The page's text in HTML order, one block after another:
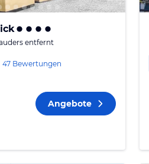
entfernt
47 Bewertungen
Angebote